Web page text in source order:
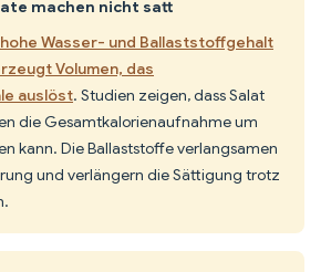
machen nicht satt
Wasser- und Ballaststoffgehalt
Volumen, das
auslöst. Studien zeigen, dass Salat
die Gesamtkalorienaufnahme um
kann. Die Ballaststoffe verlangsamen
und verlängern die Sättigung trotz